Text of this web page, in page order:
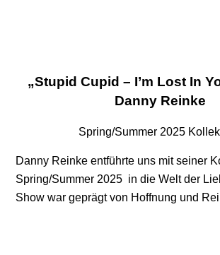
„Stupid Cupid – I’m Lost In
Danny Reinke
Spring/Summer 2025
Danny Reinke entführte uns mit seiner
Spring/Summer 2025 in die Welt der
Show war geprägt von Hoffnung und